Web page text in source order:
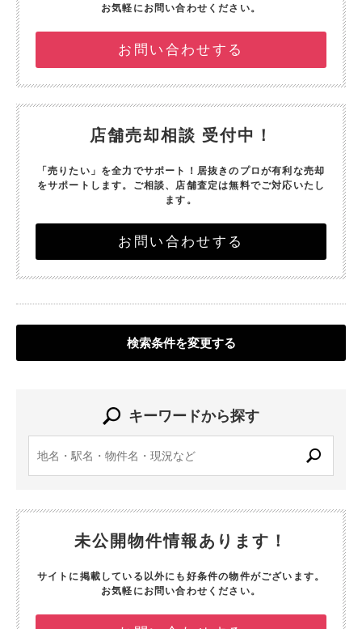
お気軽にお問い合わせください。
お問い合わせする
店舗売却相談 受付中！
「売りたい」を全力でサポート！ 居抜きのプロが有利な売却
をサポートします。 ご相談、店舗査定は無料でご対応いたし
ます。
お問い合わせする
検索条件を変更する
キーワードから探す
未公開物件情報あります！
サイトに掲載している以外にも好条件の物件がございます。
お気軽にお問い合わせください。